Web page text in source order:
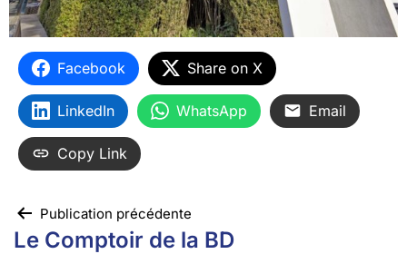
Facebook Share on X
LinkedIn WhatsApp Email
Copy Link
Publication précédente
Le Comptoir de la BD